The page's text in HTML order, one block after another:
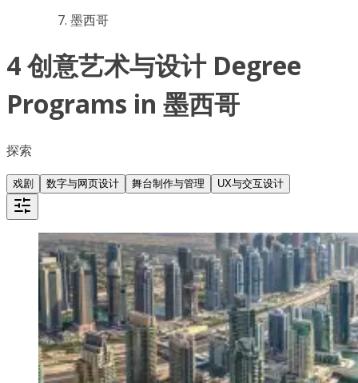
墨西哥
4 创意艺术与设计 Degree
Programs in 墨西哥
探索
戏剧 数字与网页设计 舞台制作与管理 UX与交互设计